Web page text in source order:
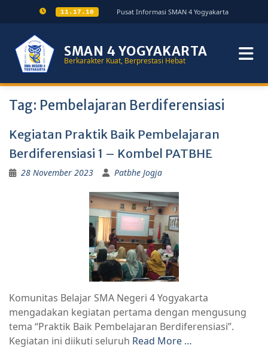
11.17.10 Pusat Informasi SMAN 4 Yogyakarta
SMAN 4 YOGYAKARTA
Berkarakter Kuat, Berprestasi Hebat
Tag: Pembelajaran Berdiferensiasi
Kegiatan Praktik Baik Pembelajaran
Berdiferensiasi 1 – Kombel PATBHE
28 November 2023 Patbhe Jogja
Komunitas Belajar SMA Negeri 4 Yogyakarta
mengadakan kegiatan pertama dengan mengusung
tema “Praktik Baik Pembelajaran Berdiferensiasi”.
Kegiatan ini diikuti seluruh Read More …